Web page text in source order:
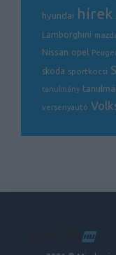
hyundai hírek
Lamborghini
Nissan opel
skoda sportkocsi
tanulmány
versenyautó